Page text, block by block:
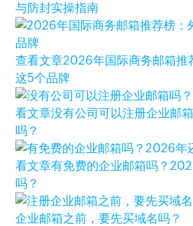
与防封实操指南
查看文章2026年国际商务邮箱推
这5个品牌
看文章没有公司可以注册企业邮
吗？
看文章有免费的企业邮箱吗？
吗？
企业邮箱之前，要先买域名吗？